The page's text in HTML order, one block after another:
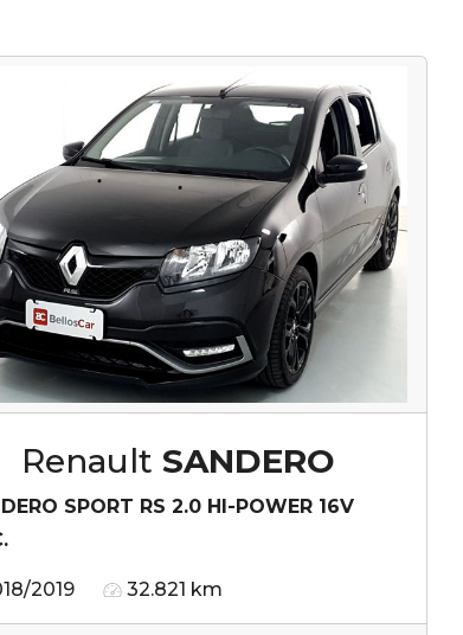
Renault SANDERO
SPORT RS 2.0 HI-POWER 16V
2019 32.821 km